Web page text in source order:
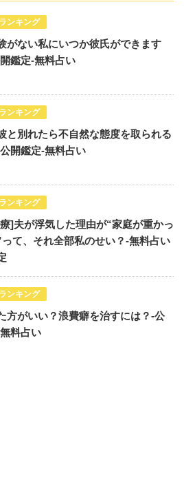
ンキング
がない私にいつか彼氏ができます
鑑定-無料占い
ンキング
と別れたら不自然な態度を取られる
開鑑定-無料占い
ンキング
]夫が浮気した理由が“家庭が重かっ
って、それ全部私のせい？-無料占い
ンキング
方がいい？浪費癖を治すには？-公
料占い